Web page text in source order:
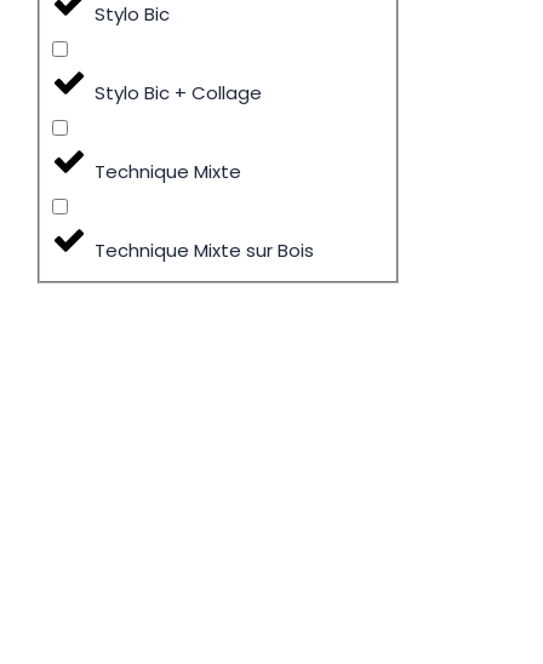
Stylo Bic
Stylo Bic + Collage
Technique Mixte
Technique Mixte sur Bois